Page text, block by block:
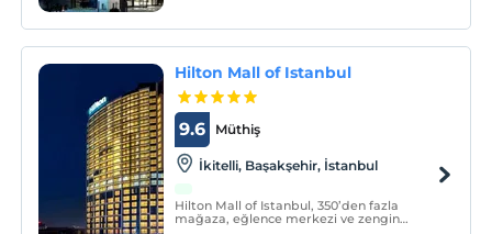
Hilton Mall of Istanbul
Müthiş
9.6
İkitelli, Başakşehir, İstanbul
Hilton Mall of Istanbul, 350’den fazla
mağaza, eğlence merkezi ve zengin